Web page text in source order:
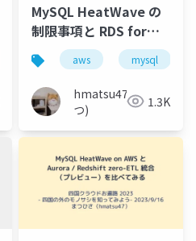
aurora mysql
MySQL HeatWave の
制限事項と RDS for
MySQL → HeatWave
on AWS の DMS レプリ
ケーションを実際に試
してみた
aws mysql
hmatsu47(ま
つ)
1.3K